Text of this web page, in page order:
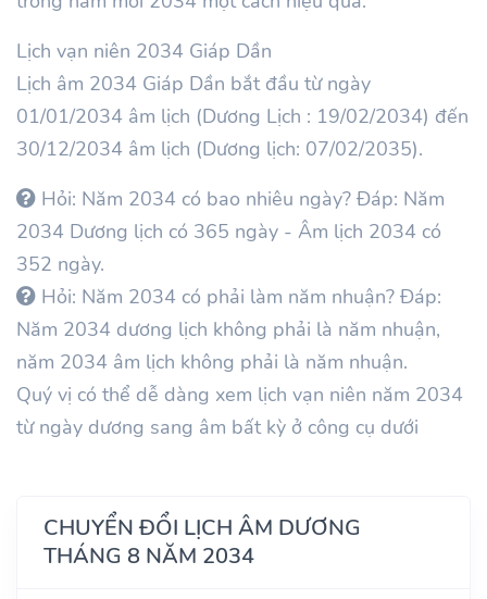
Lịch vạn niên 2034 Giáp Dần
Lịch âm 2034 Giáp Dần bắt đầu từ ngày
01/01/2034 âm lịch (Dương Lịch : 19/02/2034) đến
30/12/2034 âm lịch (Dương lịch: 07/02/2035).
Hỏi: Năm 2034 có bao nhiêu ngày? Đáp: Năm
2034 Dương lịch có 365 ngày - Âm lịch 2034 có
352 ngày.
Hỏi: Năm 2034 có phải làm năm nhuận? Đáp:
Năm 2034 dương lịch không phải là năm nhuận,
năm 2034 âm lịch không phải là năm nhuận.
Quý vị có thể dễ dàng xem lịch vạn niên năm 2034
từ ngày dương sang âm bất kỳ ở công cụ dưới
CHUYỂN ĐỔI LỊCH ÂM DƯƠNG
THÁNG 8 NĂM 2034